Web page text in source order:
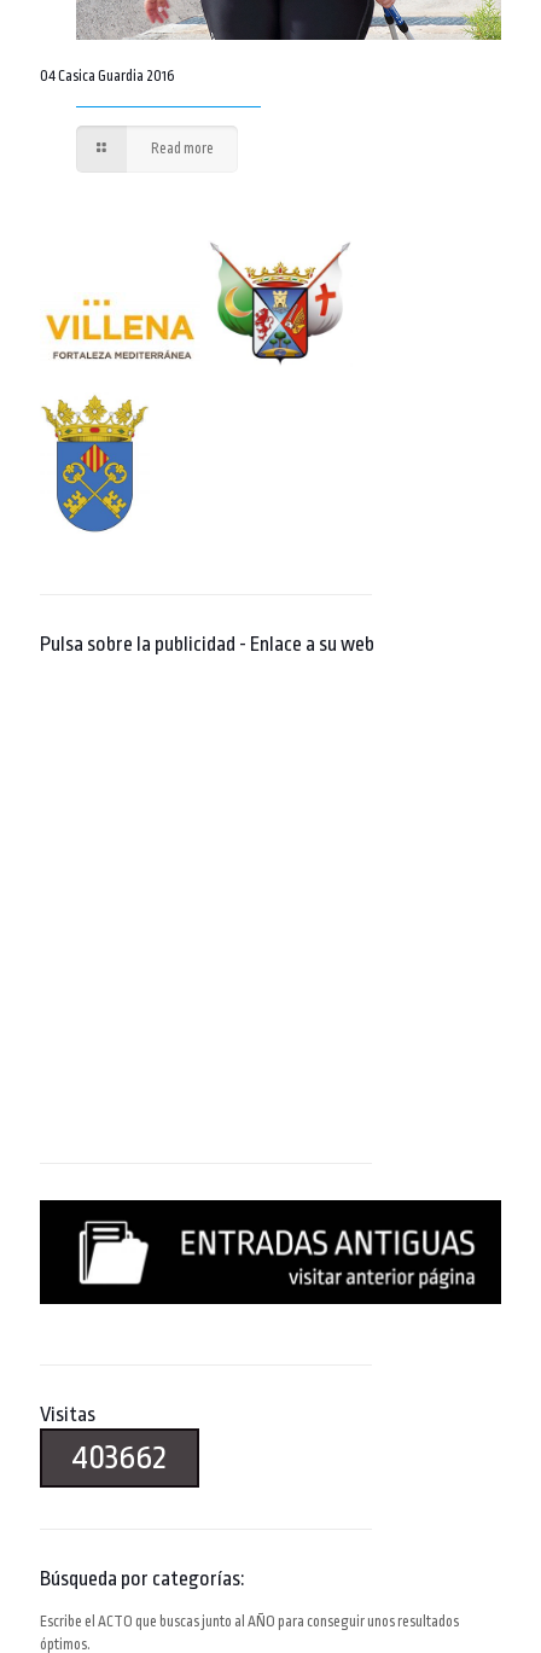
04 Casica Guardia 2016
Read more
Pulsa sobre la publicidad - Enlace a su web
Visitas
403662
Búsqueda por categorías:
Escribe el ACTO que buscas junto al AÑO para conseguir unos resultados
óptimos.